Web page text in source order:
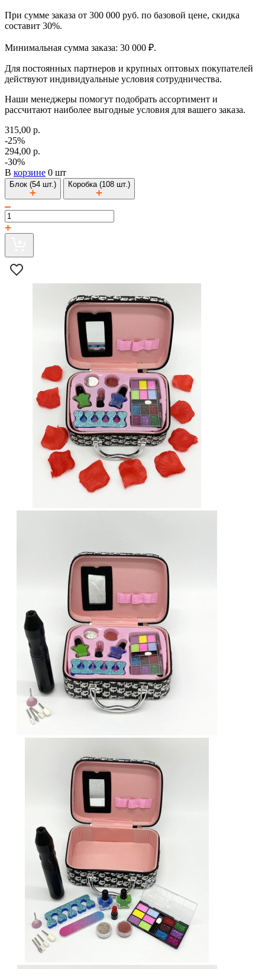
При сумме заказа от 300 000 руб. по базовой цене, скидка
составит 30%.
Минимальная сумма заказа: 30 000 ₽.
Для постоянных партнеров и крупных оптовых покупателей
действуют индивидуальные условия сотрудничества.
Наши менеджеры помогут подобрать ассортимент и
рассчитают наиболее выгодные условия для вашего заказа.
315,00 р.
-25%
294,00 р.
-30%
В корзине 0 шт
Блок (54 шт.) Коробка (108 шт.)